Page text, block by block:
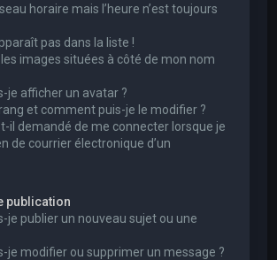
horaire mais l’heure n’est toujours
pas dans la liste !
images situées à côté de mon nom
je afficher un avatar ?
et comment puis-je le modifier ?
il demandé de me connecter lorsque je
de courrier électronique d’un
publication
je publier un nouveau sujet ou une
je modifier ou supprimer un message ?